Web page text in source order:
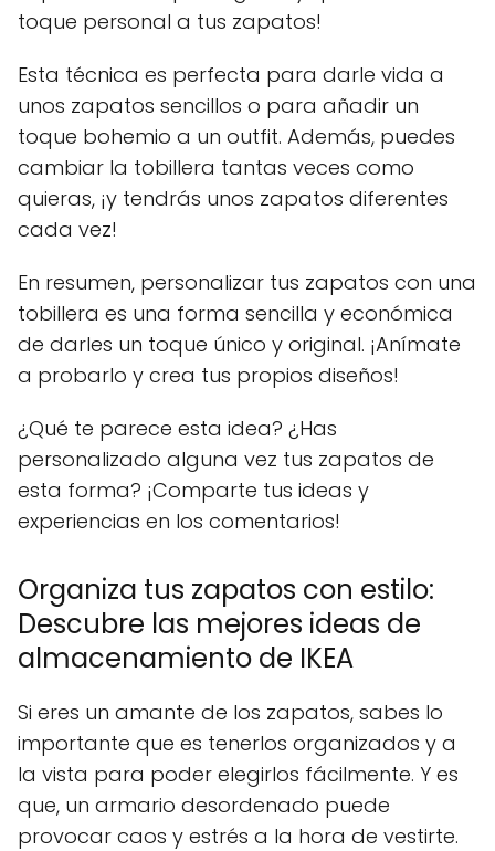
toque personal a tus zapatos!
Esta técnica es perfecta para darle vida a
unos zapatos sencillos o para añadir un
toque bohemio a un outfit. Además, puedes
cambiar la tobillera tantas veces como
quieras, ¡y tendrás unos zapatos diferentes
cada vez!
En resumen, personalizar tus zapatos con una
tobillera es una forma sencilla y económica
de darles un toque único y original. ¡Anímate
a probarlo y crea tus propios diseños!
¿Qué te parece esta idea? ¿Has
personalizado alguna vez tus zapatos de
esta forma? ¡Comparte tus ideas y
experiencias en los comentarios!
Organiza tus zapatos con estilo:
Descubre las mejores ideas de
almacenamiento de IKEA
Si eres un amante de los zapatos, sabes lo
importante que es tenerlos organizados y a
la vista para poder elegirlos fácilmente. Y es
que, un armario desordenado puede
provocar caos y estrés a la hora de vestirte.